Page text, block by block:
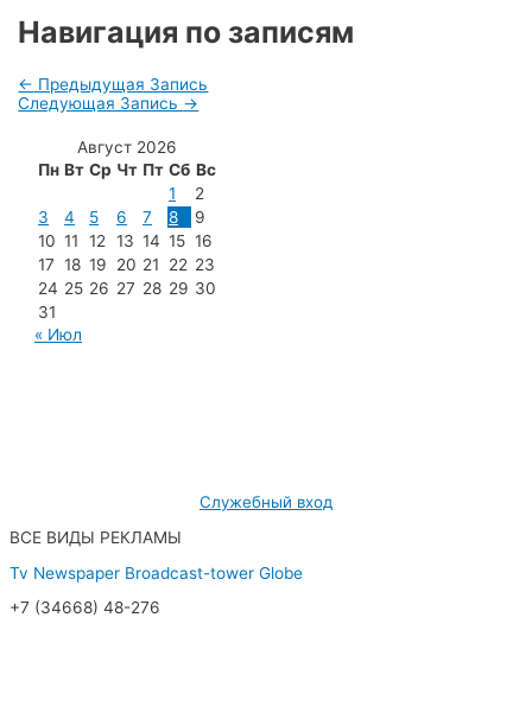
Навигация по записям
← Предыдущая Запись
Следующая Запись →
Август 2026
Пн Вт Ср Чт Пт Сб Вс
1
2
3
4 5 6 7 8
9
10 11 12 13 14 15 16
17 18 19 20 21 22 23
24 25 26 27 28 29 30
31
« Июл
Служебный вход
ВСЕ ВИДЫ РЕКЛАМЫ
Tv Newspaper Broadcast-tower Globe
+7 (34668) 48-276